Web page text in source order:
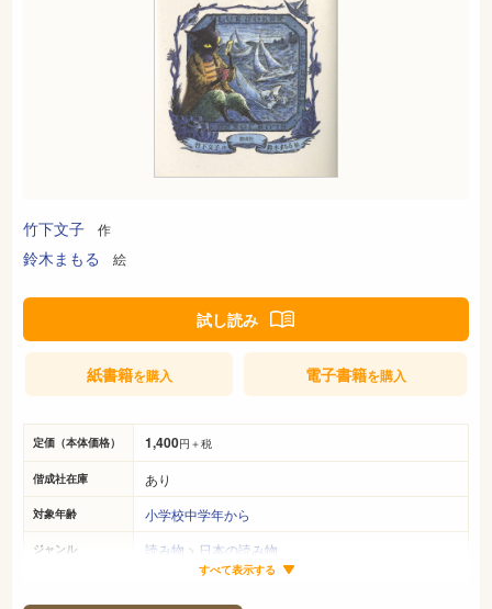
竹下文子 作
鈴木まもる 絵
定価（本体価格） 1,400円＋税
偕成社在庫 あり
対象年齢 小学校中学年から
ジャンル 読み物 > 日本の読み物
すべて表示する
試し読み
紙書籍を購入 電子書籍を購入